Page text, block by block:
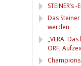
STEINER’s
Das
werden
„VERA.
ORF,